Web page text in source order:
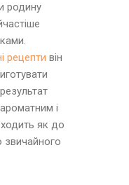
родину
рецепти він
і
як до
звичайного